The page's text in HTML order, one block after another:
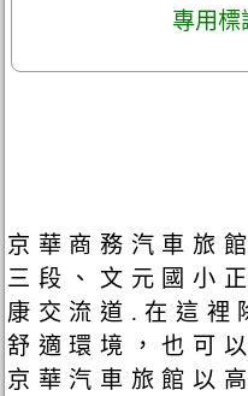
專用標
京華商務汽車旅
三段、文元國小
康交流道.在這裡
舒適環境，也可
京華汽車旅館以